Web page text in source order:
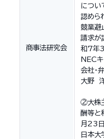
商事法研究会
につい
認めら
競業避
請求が
和7年
NECキ
会社・
大野
②大株
酬等と
月23
日本大